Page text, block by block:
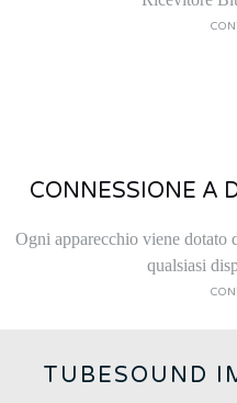
CONNESSIONE A
Ogni apparecchio viene dotato
qualsiasi
TUBESOUND